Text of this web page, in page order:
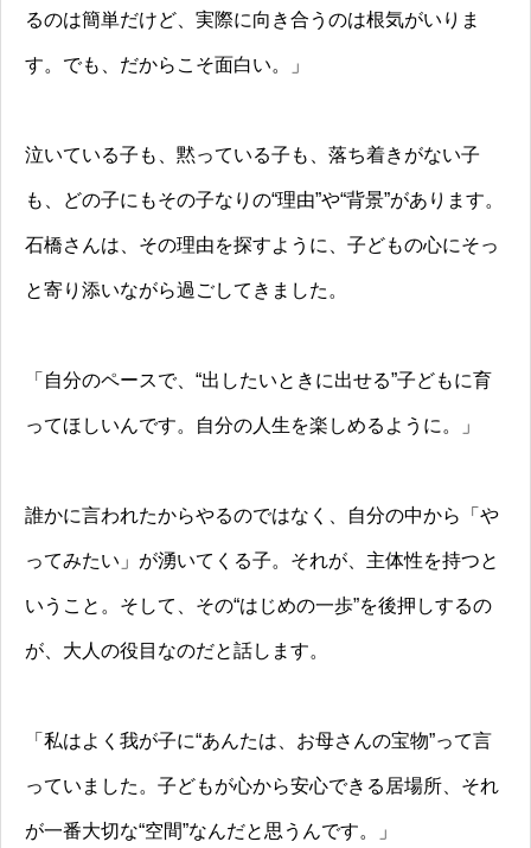
るのは簡単だけど、実際に向き合うのは根気がいりま
す。でも、だからこそ面白い。」
泣いている子も、黙っている子も、落ち着きがない子
も、どの子にもその子なりの“理由”や“背景”があります。
石橋さんは、その理由を探すように、子どもの心にそっ
と寄り添いながら過ごしてきました。
「自分のペースで、“出したいときに出せる”子どもに育
ってほしいんです。自分の人生を楽しめるように。」
誰かに言われたからやるのではなく、自分の中から「や
ってみたい」が湧いてくる子。それが、主体性を持つと
いうこと。そして、その“はじめの一歩”を後押しするの
が、大人の役目なのだと話します。
「私はよく我が子に“あんたは、お母さんの宝物”って言
っていました。子どもが心から安心できる居場所、それ
が一番大切な“空間”なんだと思うんです。」